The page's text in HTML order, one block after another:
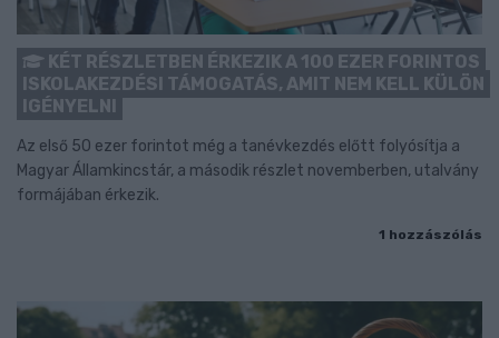
KÉT RÉSZLETBEN ÉRKEZIK A 100 EZER FORINTOS
ISKOLAKEZDÉSI TÁMOGATÁS, AMIT NEM KELL KÜLÖN
IGÉNYELNI
Az első 50 ezer forintot még a tanévkezdés előtt folyósítja a
Magyar Államkincstár, a második részlet novemberben, utalvány
formájában érkezik.
1 hozzászólás